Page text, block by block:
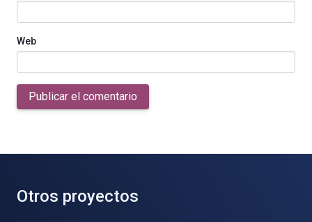
Web
Publicar el comentario
Otros proyectos